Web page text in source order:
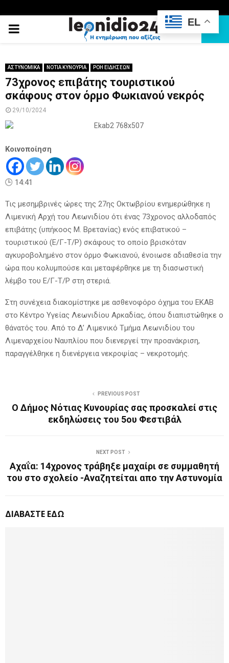
PRIMARY
ΑΣΤΥΝΟΜΙΚΑ ΝΟΤΙΑ ΚΥΝΟΥΡΙΑ ΡΟΗ ΕΙΔΗΣΕΩΝ
73χρονος επιβάτης τουριστικού
σκάφους στον όρμο Φωκιανού νεκρός
29/10/2024
Κοινοποίηση
🕒 14:41
Τις μεσημβρινές ώρες της 27ης Οκτωβρίου ενημερώθηκε η
Λιμενική Αρχή του Λεωνιδίου ότι ένας 73χρονος αλλοδαπός
επιβάτης (υπήκοος Μ. Βρετανίας) ενός επιβατικού –
τουριστικού (Ε/Γ-Τ/Ρ) σκάφους το οποίο βρισκόταν
αγκυροβολημένο στον όρμο Φωκιανού, ένοιωσε αδιαθεσία την
ώρα που κολυμπούσε και μεταφέρθηκε με τη διασωστική
λέμβο του Ε/Γ-Τ/Ρ στη στεριά.
Στη συνέχεια διακομίστηκε με ασθενοφόρο όχημα του ΕΚΑΒ
στο Κέντρο Υγείας Λεωνιδίου Αρκαδίας, όπου διαπιστώθηκε ο
θάνατός του. Από το Δ’ Λιμενικό Τμήμα Λεωνιδίου του
Λιμεναρχείου Ναυπλίου που διενεργεί την προανάκριση,
παραγγέλθηκε η διενέργεια νεκροψίας – νεκροτομής.
PREVIOUS POST
Ο Δήμος Νότιας Κυνουρίας σας προσκαλεί στις
εκδηλώσεις του 5ου Φεστιβάλ
NEXT POST
Αχαΐα: 14χρονος τράβηξε μαχαίρι σε συμμαθητή
του στο σχολείο -Αναζητείται απο την Αστυνομία
ΔΙΑΒΑΣΤΕ ΕΔΩ
EL